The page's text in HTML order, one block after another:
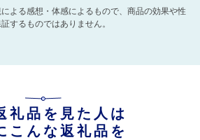
よる感想・体感によるもので、商品の効果や性
するものではありません。
礼品を見た人は
こんな返礼品を